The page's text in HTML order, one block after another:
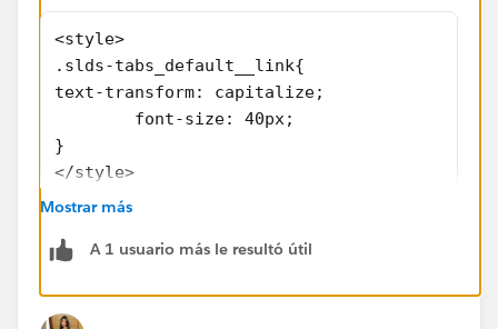
<style>
.slds-tabs_default__link{
text-transform: capitalize;
        font-size: 40px;
}
</style>
Mostrar más
A 1 usuario más le resultó útil